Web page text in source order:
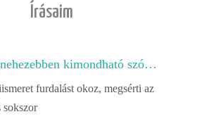
Írásaim
kimondható szó…
furdalást okoz, megsérti az
sokszor